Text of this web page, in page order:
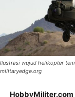
Ilustrasi wujud helikopter
militaryedge.org
HobbyMiliter.com